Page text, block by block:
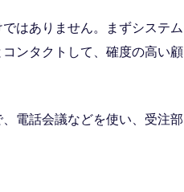
はありません。まずシステム
ンタクトして、確度の高い顧
電話会議などを使い、受注部